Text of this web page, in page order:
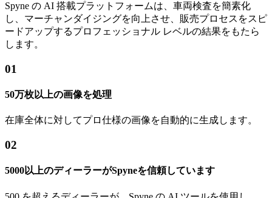
Spyne の AI 搭載プラットフォームは、車両検査を簡素化
し、マーチャンダイジングを向上させ、販売プロセスをスピ
ードアップするプロフェッショナル レベルの結果をもたら
します。
01
50万枚以上の画像を処理
在庫全体に対してプロ仕様の画像を自動的に生成します。
02
5000以上のディーラーがSpyneを信頼しています